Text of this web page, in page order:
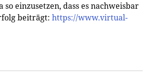
so einzusetzen, dass es nachweisbar
beiträgt: https://www.virtual-